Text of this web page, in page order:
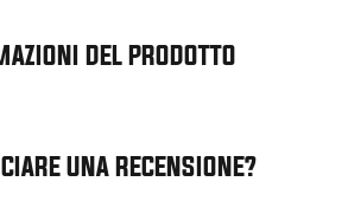
DEL PRODOTTO
UNA RECENSIONE?